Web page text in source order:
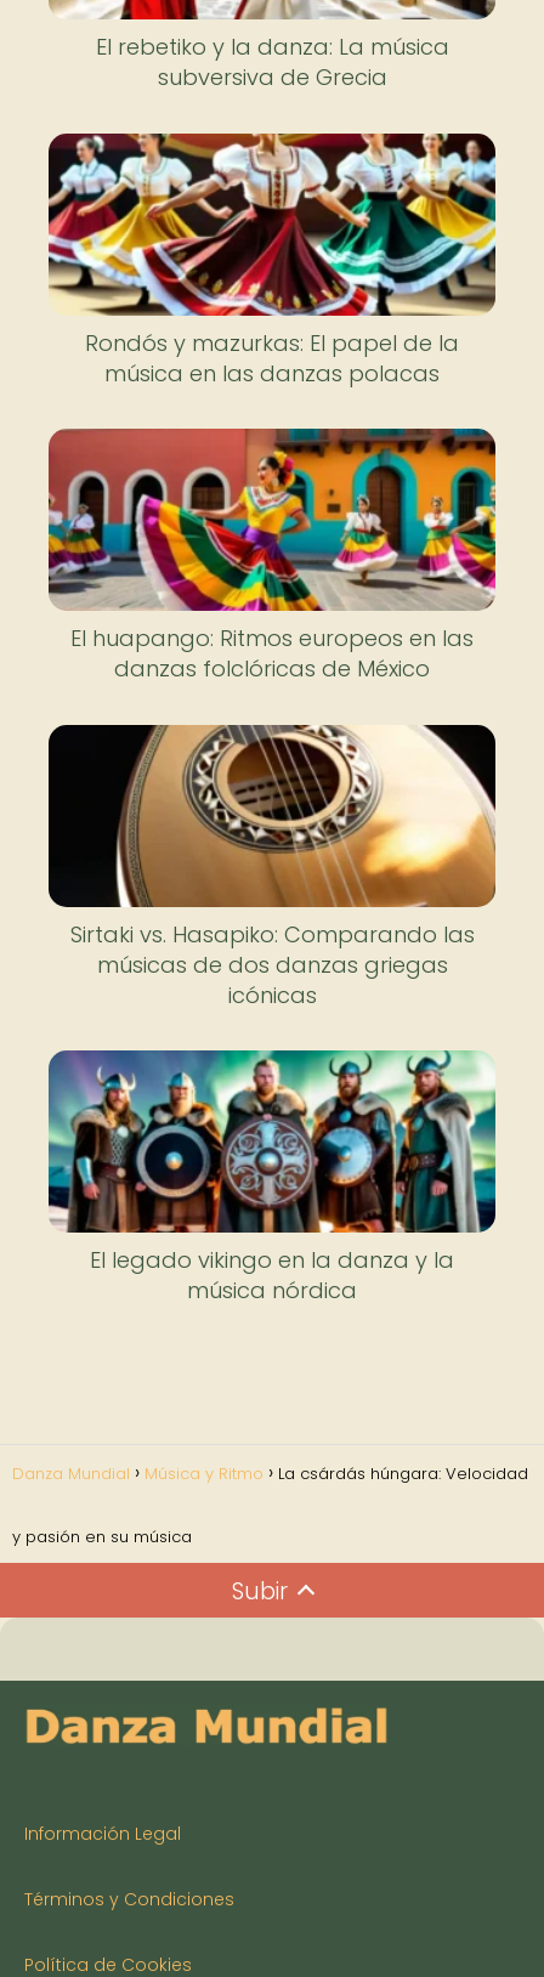
El rebetiko y la danza: La música
subversiva de Grecia
Rondós y mazurkas: El papel de la
música en las danzas polacas
El huapango: Ritmos europeos en las
danzas folclóricas de México
Sirtaki vs. Hasapiko: Comparando las
músicas de dos danzas griegas
icónicas
El legado vikingo en la danza y la
música nórdica
Danza Mundial Música y Ritmo La csárdás húngara: Velocidad
y pasión en su música
Subir
Información Legal
Términos y Condiciones
Política de Cookies